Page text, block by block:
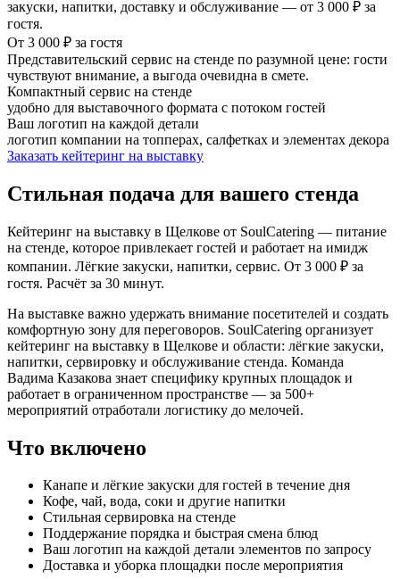
закуски, напитки, доставку и обслуживание — от 3 000 ₽ за
гостя.
От 3 000 ₽ за гостя
Представительский сервис на стенде по разумной цене: гости
чувствуют внимание, а выгода очевидна в смете.
Компактный сервис на стенде
удобно для выставочного формата с потоком гостей
Ваш логотип на каждой детали
логотип компании на топперах, салфетках и элементах декора
Заказать кейтеринг на выставку
Стильная подача для вашего стенда
Кейтеринг на выставку в Щелкове от SoulCatering — питание
на стенде, которое привлекает гостей и работает на имидж
компании. Лёгкие закуски, напитки, сервис. От 3 000 ₽ за
гостя. Расчёт за 30 минут.
На выставке важно удержать внимание посетителей и создать
комфортную зону для переговоров. SoulCatering организует
кейтеринг на выставку в Щелкове и области: лёгкие закуски,
напитки, сервировку и обслуживание стенда. Команда
Вадима Казакова знает специфику крупных площадок и
работает в ограниченном пространстве — за 500+
мероприятий отработали логистику до мелочей.
Что включено
Канапе и лёгкие закуски для гостей в течение дня
Кофе, чай, вода, соки и другие напитки
Стильная сервировка на стенде
Поддержание порядка и быстрая смена блюд
Ваш логотип на каждой детали элементов по запросу
Доставка и уборка площадки после мероприятия